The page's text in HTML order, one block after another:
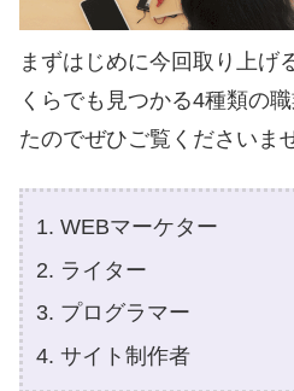
まずはじめに今回取り上げ
くらでも見つかる4種類の
たのでぜひご覧くださいま
WEBマーケター
ライター
プログラマー
サイト制作者